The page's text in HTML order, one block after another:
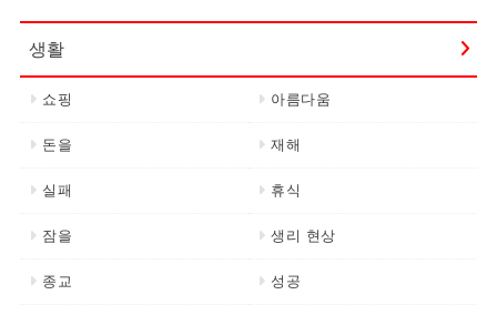
생활
쇼핑 아름다움
돈을 재해
실패 휴식
잠을 생리 현상
종교 성공